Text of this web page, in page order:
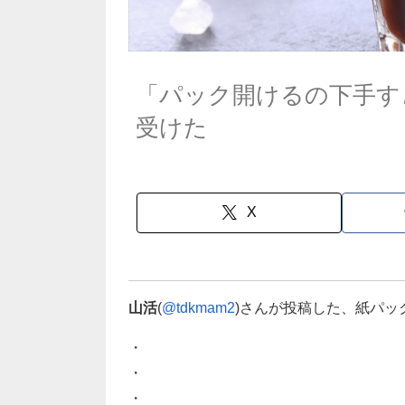
「パック開けるの下手
受けた
X
山活(@tdkmam2)さんが投稿した、紙パ
・
・
・